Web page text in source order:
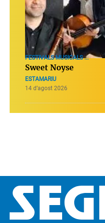
FESTIVALS MUSICALS ...
Sweet Noyse
ESTAMARIU
14 d’agost 2026